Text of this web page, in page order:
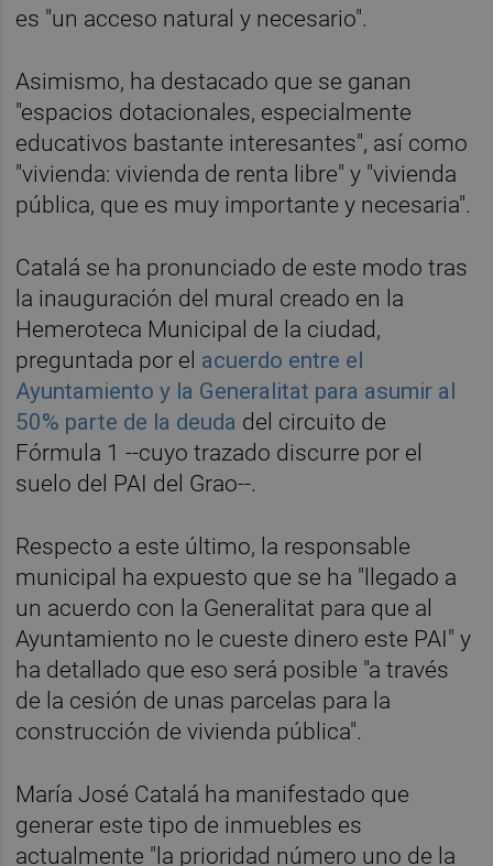
es "un acceso natural y necesario".
Asimismo, ha destacado que se ganan
"espacios dotacionales, especialmente
educativos bastante interesantes", así como
"vivienda: vivienda de renta libre" y "vivienda
pública, que es muy importante y necesaria".
Catalá se ha pronunciado de este modo tras
la inauguración del mural creado en la
Hemeroteca Municipal de la ciudad,
preguntada por el acuerdo entre el
Ayuntamiento y la Generalitat para asumir al
50% parte de la deuda del circuito de
Fórmula 1 --cuyo trazado discurre por el
suelo del PAI del Grao--.
Respecto a este último, la responsable
municipal ha expuesto que se ha "llegado a
un acuerdo con la Generalitat para que al
Ayuntamiento no le cueste dinero este PAI" y
ha detallado que eso será posible "a través
de la cesión de unas parcelas para la
construcción de vivienda pública".
María José Catalá ha manifestado que
generar este tipo de inmuebles es
actualmente "la prioridad número uno de la